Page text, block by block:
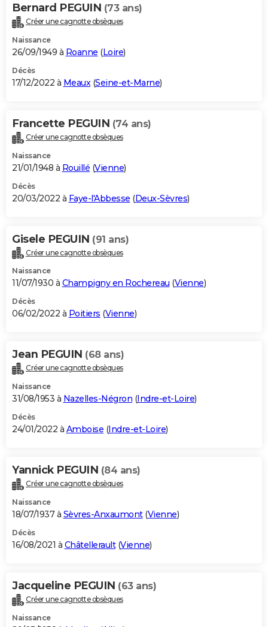
Bernard PEGUIN (73 ans)
Créer une cagnotte obsèques
Naissance
26/09/1949 à Roanne (Loire)
Décès
17/12/2022 à Meaux(Seine-et-Marne)
Francette PEGUIN (74 ans)
Créer une cagnotte obsèques
Naissance
21/01/1948 à Rouillé (Vienne)
Décès
20/03/2022 à Faye-l'Abbesse (Deux-Sèvres)
Gisele PEGUIN (91 ans)
Créer une cagnotte obsèques
Naissance
11/07/1930 à Champigny en Rochereau (Vienne)
Décès
06/02/2022 à Poitiers (Vienne)
Jean PEGUIN (68 ans)
Créer une cagnotte obsèques
Naissance
31/08/1953 à Nazelles-Négron (Indre-et-Loire)
Décès
24/01/2022 à Amboise (Indre-et-Loire)
Yannick PEGUIN (84 ans)
Créer une cagnotte obsèques
Naissance
18/07/1937 à Sèvres-Anxaumont(Vienne)
Décès
16/08/2021 à Châtellerault(Vienne)
Jacqueline PEGUIN (63 ans)
Créer une cagnotte obsèques
Naissance